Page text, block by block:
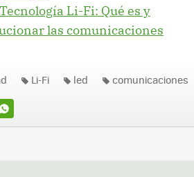
Tecnología Li-Fi: Qué es y
las comunicaciones
Li-Fi led comunicaciones